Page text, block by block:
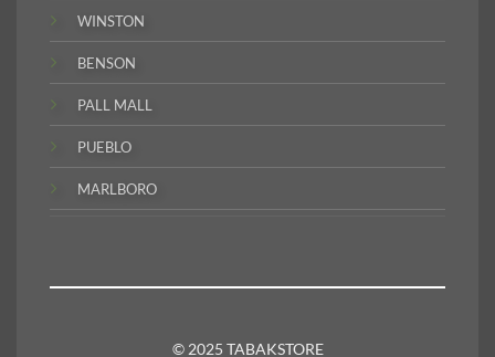
WINSTON
BENSON
PALL MALL
PUEBLO
MARLBORO
© 2025 TABAKSTORE